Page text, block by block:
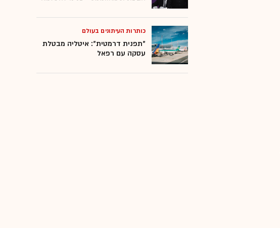
כותרות העיתונים בעולם
"תפנית דרמטית": איטליה מבטלת
עסקה עם רפאל